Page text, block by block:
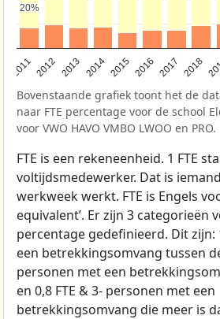
2011 2012 2013 2014 2015 2016 2017 2018
20%
20%
Bovenstaande grafiek toont het de
naar FTE percentage voor de school
voor VWO HAVO VMBO LWOO en PRO.
FTE is een rekeneenheid. 1 FTE
voltijdsmedewerker. Dat is
werkweek werkt. FTE is Engels
equivalent’. Er zijn 3 categorieën
percentage gedefinieerd. Dit zijn:
een betrekkingsomvang tussen
personen met een
en 0,8 FTE & 3- personen met een
betrekkingsomvang die meer is